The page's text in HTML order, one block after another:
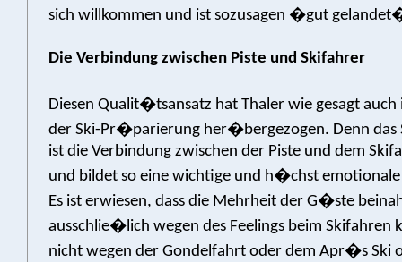
sich willkommen und ist sozusagen �gut
Die Verbindung zwischen Piste und Skifahrer
Diesen Qualit�tsansatz hat Thaler wie gesagt auch
der Ski-Pr�parierung her�bergezogen. Denn
ist die Verbindung zwischen der Piste und dem
und bildet so eine wichtige und h�chst
Es ist erwiesen, dass die Mehrheit der G�ste
ausschlie�lich wegen des Feelings beim
nicht wegen der Gondelfahrt oder dem Apr�s Ski